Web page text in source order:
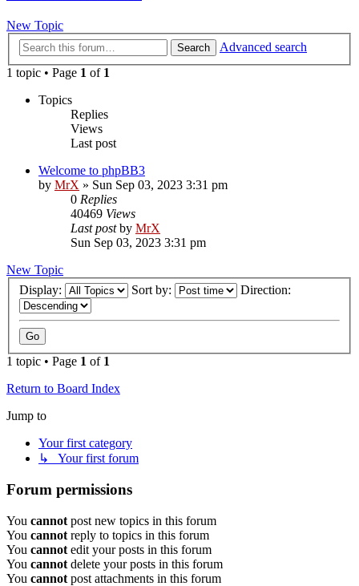
New Topic
Search
Advanced search
1 topic • Page 1 of 1
Topics
Replies
Views
Last post
Welcome to phpBB3
by MrX » Sun Sep 03, 2023 3:31 pm
0 Replies
40469 Views
Last postby MrX
Sun Sep 03, 2023 3:31 pm
New Topic
Display:
Sort by: Direction:
1 topic • Page 1 of 1
Return to Board Index
Jump to
Your first category
↳ Your first forum
Forum permissions
You cannot post new topics in this forum
You cannot reply to topics in this forum
You cannot edit your posts in this forum
You cannot delete your posts in this forum
You cannot post attachments in this forum